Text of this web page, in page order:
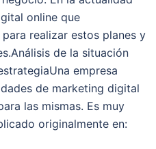
online que
realizar estos planes y
de la situación
empresa
de marketing digital
las mismas. Es muy
originalmente en: